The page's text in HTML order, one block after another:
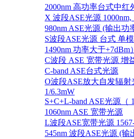
2000nm 高功率台式中红
X 波段ASE光源 1000nm,
980nm ASE光源 (输出功
S波段ASE光源 台式 单
1490nm 功率大于+7dBm）
C波段 ASE 宽带光源 增
C-band ASE台式光源
O波段ASE放大自发辐射
1/6.3mW
S+C+L-band ASE光源（
1060nm ASE 宽带光源
L波段ASE宽带光源
545nm 波段ASE光源 (输